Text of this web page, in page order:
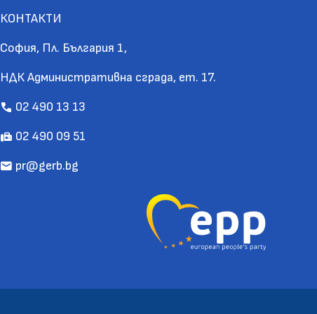
КОНТАКТИ
София, Пл. България 1,
НДК Административна сграда, ет. 17.
call 02 490 13 13
fax 02 490 09 51
mail pr@gerb.bg